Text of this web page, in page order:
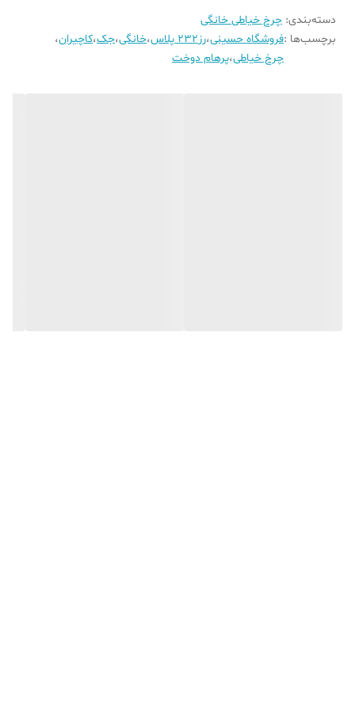
گارانتی
36 ماهه شرکت کاچیران
کشور سازنده
ایران
دسته‌بندی: چرخ خیاطی خانگی
برچسب‌ها :فروشگاه حسینی،رز232 پلاس ،خانگی،جک،کاچیران،
چرخ خیاطی،پرهام دوخت